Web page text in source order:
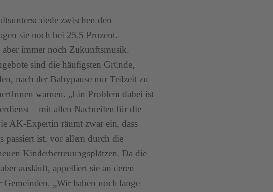
zwischen den
sie noch bei 25,5 Prozent.
aber immer noch Zukunftsmusik.
sind die häufigsten Gründe,
nach der Babypause nur Teilzeit zu
warnen. „Ein Problem dabei ist
– mit allen Nachteilen für die
AK-Expertin räumt zwar ein, dass
passiert ist, vor allem durch die
Kinderbetreuungsplätzen. Da die
ausläuft, appelliert sie an deren
„Wir haben noch lange